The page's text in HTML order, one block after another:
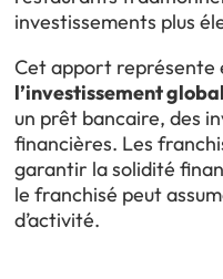
investissements plus
Cet apport représente
l’investissement global
un prêt bancaire, des
financières. Les
garantir la solidité
le franchisé peut
d’activité.